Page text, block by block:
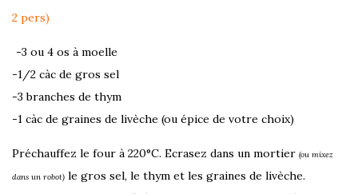
2 pers)
-3 ou 4 os à moelle
-1/2 càc de gros sel
-3 branches de thym
-1 càc de graines de livèche (ou épice de votre choix)
Préchauffez le four à 220°C. Ecrasez dans un mortier (ou mixez
dans un robot) le gros sel, le thym et les graines de livèche.